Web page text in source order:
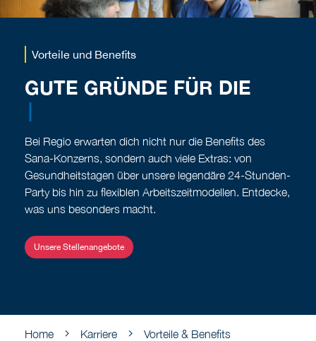
Vorteile und Benefits
GUTE GRÜNDE FÜR DIE
|
Bei Regio erwarten dich nicht nur die Benefits des
Sana-Konzerns, sondern auch viele Extras: von
Gesundheitstagen über unsere legendäre 24-Stunden-
Party bis hin zu flexiblen Arbeitszeitmodellen. Entdecke,
was uns besonders macht.
Unsere Stellenangebote
Home Karriere Vorteile & Benefits